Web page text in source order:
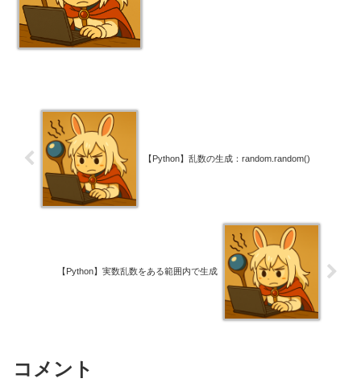
【Python】乱数の生成：random.random()
【Python】実数乱数をある範囲内で生成
コメント